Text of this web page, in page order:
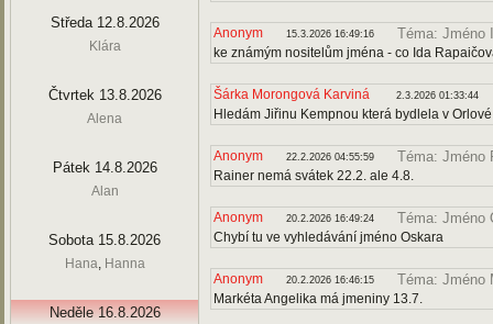
Středa 12.8.2026
Klára
Čtvrtek 13.8.2026
Alena
Pátek 14.8.2026
Alan
Sobota 15.8.2026
Hana, Hanna
Neděle 16.8.2026
Anonym 15.3.2026 16:49:16 Téma: Jméno
ke známým nositelům jména - co Ida
Šárka Morongová Karviná 2.3.2026 01:33:44
Hledám Jiřinu Kempnou která bydlela v
Anonym 22.2.2026 04:55:59 Téma: Jméno
Rainer nemá svátek 22.2. ale 4.8.
Anonym 20.2.2026 16:49:24 Téma: Jméno
Chybí tu ve vyhledávání jméno Oskara
Anonym 20.2.2026 16:46:15 Téma: Jméno
Markéta Angelika má jmeniny 13.7.